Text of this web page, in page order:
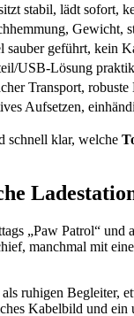
stabil, lädt sofort,
Gewicht,
sauber geführt, kein
USB-Lösung
Transport, robuste
Aufsetzen,
schnell klar, welche
„Paw Patrol“
manchmal mit
ruhigen
Kabelbild und